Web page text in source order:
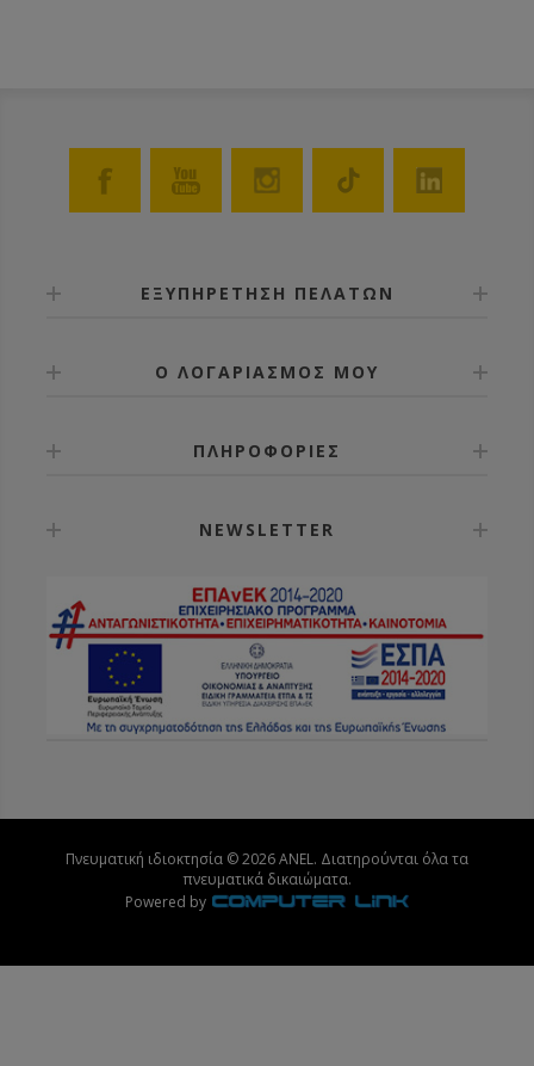
ΕΞΥΠΗΡΕΤΗΣΗ ΠΕΛΑΤΩΝ
Ο ΛΟΓΑΡΙΑΣΜΟΣ ΜΟΥ
ΠΛΗΡΟΦΟΡΙΕΣ
NEWSLETTER
Πνευματική ιδιοκτησία © 2026 ANEL. Διατηρούνται όλα τα
πνευματικά δικαιώματα.
Powered by